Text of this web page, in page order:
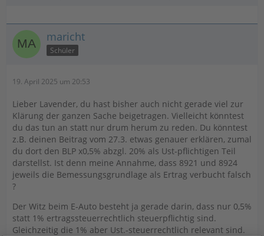
maricht
Schüler
19. April 2025 um 20:53
Lieber Lavender, du hast bisher auch nicht gerade viel zur
Klärung der ganzen Sache beigetragen. Vielleicht könntest
du das tun an statt nur drum herum zu reden. Du könntest
z.B. deinen Beitrag vom 27.3. etwas genauer erklären, zumal
du dort den BLP x0,5% abzgl. 20% als Ust-pflichtigen Teil
darstellst. Ist denn meine Annahme, dass 8921 und 8924
jeweils die Bemessungsgrundlage als Ertrag verbucht falsch
?
Der Witz beim E-Auto besteht ja gerade darin, dass nur 0,5%
statt 1% ertragssteuerrechtlich steuerpflichtig sind.
Gleichzeitig die 1% aber Ust.-steuerrechtlich relevant sind.